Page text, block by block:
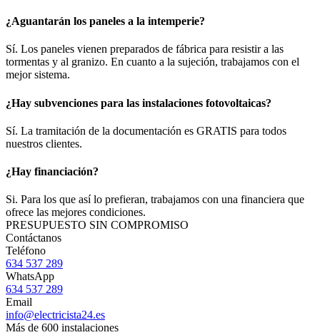
¿Aguantarán los paneles a la intemperie?
Sí. Los paneles vienen preparados de fábrica para resistir a las
tormentas y al granizo. En cuanto a la sujeción, trabajamos con el
mejor sistema.
¿Hay subvenciones para las instalaciones fotovoltaicas?
Sí. La tramitación de la documentación es GRATIS para todos
nuestros clientes.
¿Hay financiación?
Si. Para los que así lo prefieran, trabajamos con una financiera que
ofrece las mejores condiciones.
PRESUPUESTO SIN COMPROMISO
Contáctanos
Teléfono
634 537 289
WhatsApp
634 537 289
Email
info@electricista24.es
Más de 600 instalaciones